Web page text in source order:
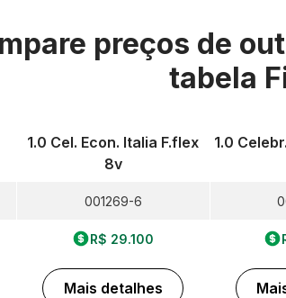
preços de
tabela
1.0 Cel. Econ. Italia F.flex
8v
001269-6
R$ 29.100
Mais detalhes
1.0